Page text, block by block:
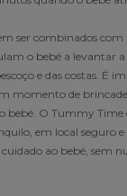
ser combinados com
o bebé a levantar
e das costas. É
momento de
bebé. O Tummy Time
em local seguro
ao bebé, sem